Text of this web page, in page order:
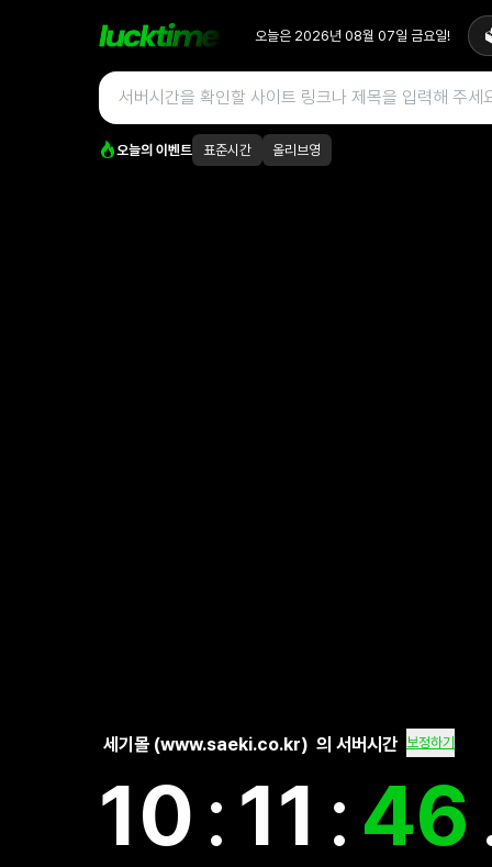
오늘은 2026년 08월 07일 금요일!
오늘의 이벤트 표준시간 올리브영
세기몰 (www.saeki.co.kr) 의 서버시간 보정하기
10:11 :46